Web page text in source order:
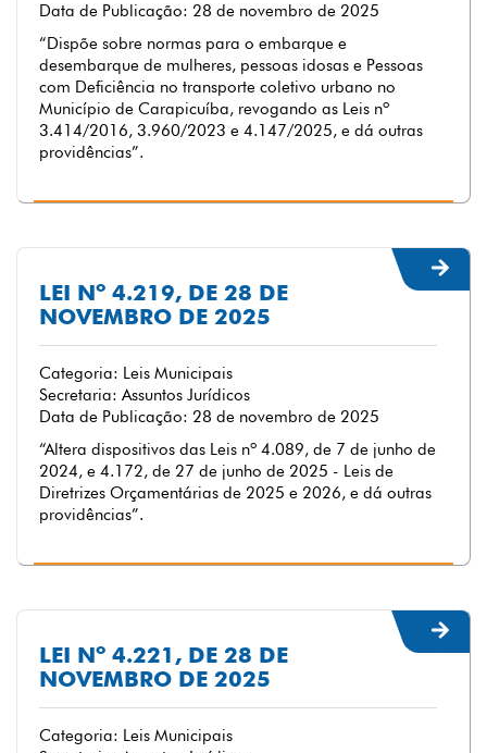
Data de Publicação: 28 de novembro de 2025
“Dispõe sobre normas para o embarque e
desembarque de mulheres, pessoas idosas e Pessoas
com Deficiência no transporte coletivo urbano no
Município de Carapicuíba, revogando as Leis nº
3.414/2016, 3.960/2023 e 4.147/2025, e dá outras
providências”.
LEI Nº 4.219, DE 28 DE
NOVEMBRO DE 2025
Categoria: Leis Municipais
Secretaria: Assuntos Jurídicos
Data de Publicação: 28 de novembro de 2025
“Altera dispositivos das Leis nº 4.089, de 7 de junho de
2024, e 4.172, de 27 de junho de 2025 - Leis de
Diretrizes Orçamentárias de 2025 e 2026, e dá outras
providências”.
LEI Nº 4.221, DE 28 DE
NOVEMBRO DE 2025
Categoria: Leis Municipais